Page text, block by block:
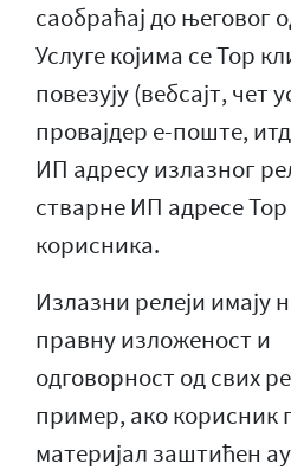
саобраћај до његовог
Услуге којима се Тор
повезују (вебсајт, чет
провајдер е-поште,
ИП адресу излазног
стварне ИП адресе Тор
корисника.
Излазни релеји имају
правну изложеност и
одговорност од свих
пример, ако корисник
материјал заштићен